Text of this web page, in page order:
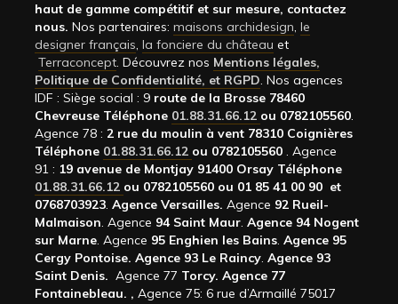
haut de gamme compétitif et sur mesure, contactez
nous. Nos partenaires: maisons archidesign, le
designer français, la fonciere du château et
Terraconcept. Découvrez nos Mentions légales,
Politique de Confidentialité, et RGPD. Nos agences
IDF : Siège social : 9 route de la Brosse 78460
Chevreuse Téléphone 01.88.31.66.12 ou 0782105560.
Agence 78 : 2 rue du moulin à vent 78310 Coignières
Téléphone 01.88.31.66.12 ou 0782105560 . Agence
91 : 19 avenue de Montjay 91400 Orsay Téléphone
01.88.31.66.12 ou 0782105560 ou 01 85 41 00 90 et
0768703923. Agence Versailles. Agence 92 Rueil-
Malmaison. Agence 94 Saint Maur. Agence 94 Nogent
sur Marne. Agence 95 Enghien les Bains. Agence 95
Cergy Pontoise. Agence 93 Le Raincy. Agence 93
Saint Denis. Agence 77 Torcy. Agence 77
Fontainebleau. , Agence 75: 6 rue d’Armaillé 75017